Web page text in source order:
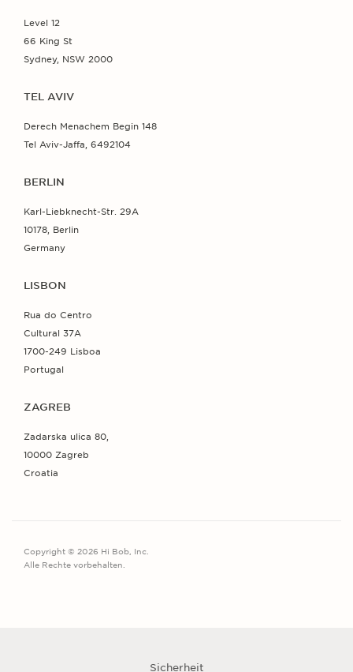
Level 12
66 King St
Sydney, NSW 2000
TEL AVIV
Derech Menachem Begin 148
Tel Aviv-Jaffa, 6492104
BERLIN
Karl-Liebknecht-Str. 29A
10178, Berlin
Germany
LISBON
Rua do Centro
Cultural 37A
1700-249 Lisboa
Portugal
ZAGREB
Zadarska ulica 80,
10000 Zagreb
Croatia
Copyright © 2026 Hi Bob, Inc.
Alle Rechte vorbehalten.
Sicherheit